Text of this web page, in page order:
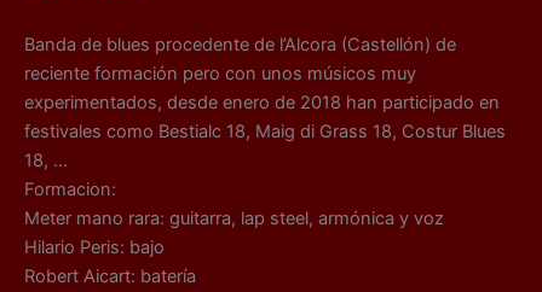
Banda de blues procedente de l’Alcora (Castellón) de
reciente formación pero con unos músicos muy
experimentados, desde enero de 2018 han participado en
festivales como Bestialc 18, Maig di Grass 18, Costur Blues
18, …
Formacion:
Meter mano rara: guitarra, lap steel, armónica y voz
Hilario Peris: bajo
Robert Aicart: batería